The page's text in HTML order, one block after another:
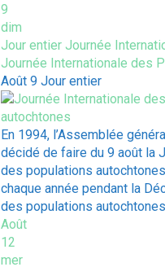
9
dim
Jour entier Journée
Journée Internationale des
Août 9 Jour entier
En 1994, l’Assemblée
décidé de faire du 9 août la
des populations
chaque année pendant la
des populations
Août
12
mer